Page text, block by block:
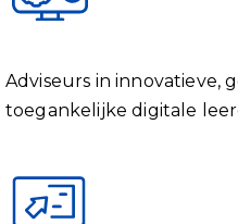
Adviseurs in innovatieve,
toegankelijke digitale